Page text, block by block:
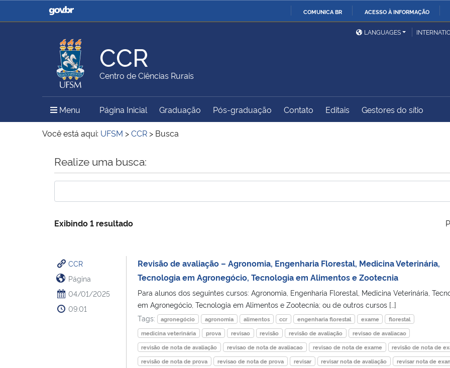
COMUNICA BR ACESSO À INFORMAÇÃO
Casa Civil
Ministério da Justiça e
Ministério da Defesa
Ministério das Relações
Exteriores
Ministério da Agricultura,
Pecuária e Abastecimento
Ministério da Educação
Ministério do Meio Ambiente Ministério do Turismo
Ministério do
Controladoria-Geral da
LANGUAGES
CCR
Centro de Ciências Rurais
Menu Menu Principal do Sítio
Página Inicial Graduação Pós-graduação Contato Editais Gestores do sítio
Você está aqui: UFSM >CCR > Busca
Início do conteúdo
Realize uma busca:
Exibindo 1 resultado
CCR
Página
04/01/2025
09:01
Revisão de avaliação – Agronomia, Engenharia Florestal, Medicina Veterinária,
Tecnologia em Agronegócio, Tecnologia em Alimentos e Zootecnia
Para alunos dos seguintes cursos: Agronomia, Engenharia Florestal, Medicina Veterinária,
em Agronegócio, Tecnologia em Alimentos e Zootecnia; ou de outros cursos […]
Tags:
agronegócio agronomia alimentos ccr engenharia florestal exame
florestal
medicina veterinária
prova revisao revisão revisão de avaliação
revisao de avaliacao
revisão de nota de avaliação
revisao de nota de avaliacao revisao de nota de exame
revisão de nota de
revisão de nota de prova
revisao de nota de prova revisar revisar nota de avaliação
revisar nota de